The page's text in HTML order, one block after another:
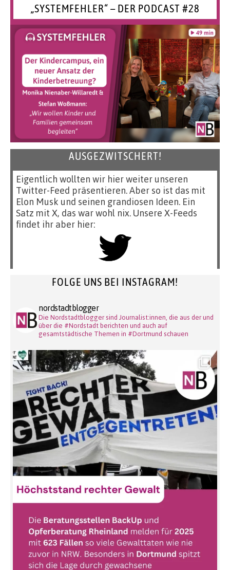
„SYSTEMFEHLER“ – DER PODCAST #28
AUSGEZWITSCHERT!
Eigentlich wollten wir hier weiter unseren
Twitter-Feed präsentieren. Aber so ist das mit
Elon Musk und seinen grandiosen Ideen. Ein
Satz mit X, das war wohl nix. Unsere X-Feeds
findet ihr aber hier:
FOLGE UNS BEI INSTAGRAM!
nordstadtblogger
Die Nordstadtblogger sind Journalist:innen, die aus der und
über die #Nordstadt berichten und auch auf
gesamtstädtische Themen in #Dortmund schauen